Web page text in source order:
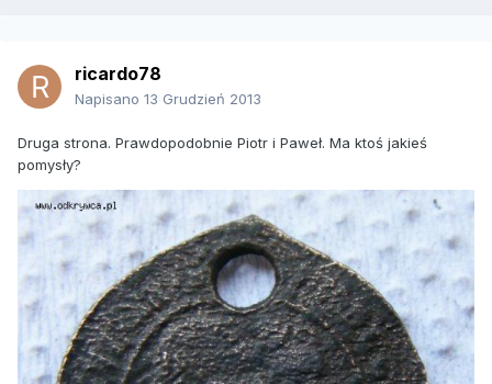
ricardo78
Napisano 13 Grudzień 2013
Druga strona. Prawdopodobnie Piotr i Paweł. Ma ktoś jakieś
pomysły?